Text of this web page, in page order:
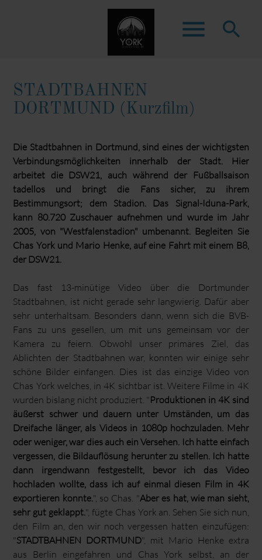
menu search
Suchbegriffe
STADTBAHNEN
DORTMUND (Kurzfilm)
Die Stadtbahnen in Dortmund, sind eines der wichtigsten
Verbindungsmöglichkeiten innerhalb der Stadt. Hier
arbeitet die DSW21, auch während der Fußballsaison
tadellos und bringt die Fans sicher, zu ihrem
Bestimmungsort; dem Stadion. Das Signal-Iduna-Park,
kann 80.720 Zuschauer aufnehmen und wurde im Jahr
2005, von "Westfalenstadion" umbenannt. Begleiten Sie
Chas York und Mario Henke, auf eine Fahrt mit einem B8,
der DSW21.
Das fast 13-minütige Video über die Dortmunder
Stadtbahnen, ist nicht gerade sehr langwierig. Dafür aber
sehr unterhaltsam. Besonders dann, wenn sich die BVB-
Fans zu uns gesellen, um mit uns gemeinsam vor der
Kamera zu feiern. Obwohl unser primäres Ziel, das
Ablichten der Stadtbahnen war, konnten wir einige sehr
schöne Bilder einfangen. Dies ist das einzige Video von
Chas York welches, in 4K sichtbar ist. Weitere Filme in 4K
wurden bislang nicht produziert. "Produktionen in 4K sind
äußerst schwer und dauern unter Umständen, um das
Dreifache länger, als Videos in 1080p hochzuladen. Mehr
oder weniger, war dies auch ein Versehen. Ich hatte einfach
vergessen, die Bildauflösung herunter zu stellen. Ich hatte
dann irgendwann festgestellt, bevor ich das Video
hochladen wollte, dass ich auf einmal diesen Film in 4K
exportieren konnte.", so Chas. "Aber es hat, wie man sieht,
sehr gut geklappt.", fügte Chas York an. Sehen Sie sich nun,
den Film an, den wir noch vergessen hatten einzufügen:
"STADTBAHNEN DORTMUND", mit Mario Henke extra
aus Berlin eingefahren und Chas York selbst, an der